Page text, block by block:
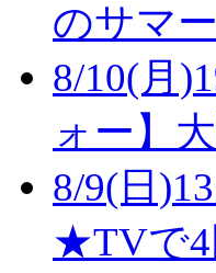
のサマ
8/10(月
ォー】
8/9(日
★TVで4